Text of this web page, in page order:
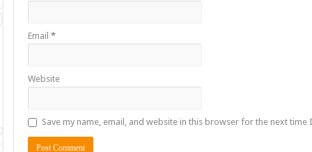
Email*
Website
Save my name, email, and website in this browser for the next time